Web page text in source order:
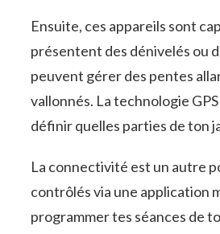
Ensuite, ces appareils sont
présentent des dénivelés ou
peuvent gérer des pentes
vallonnés. La technologie
définir quelles parties de ton
La connectivité est un autre
contrôlés via une application
programmer tes séances de